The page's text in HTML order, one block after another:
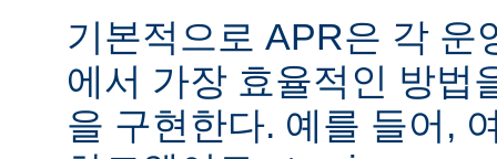
기본적으로 APR은 각 운
에서 가장 효율적인 방법
을 구현한다. 예를 들어,